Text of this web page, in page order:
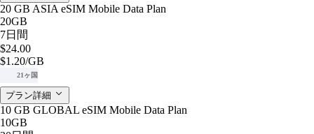
20 GB ASIA eSIM Mobile Data Plan
20GB
7日間
$24.00
$1.20/GB
21ヶ国
プラン詳細
10 GB GLOBAL eSIM Mobile Data Plan
10GB